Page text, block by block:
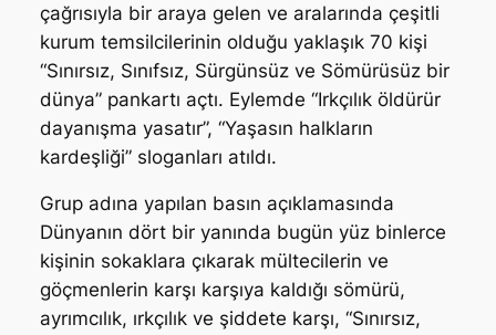
çağrısıyla bir araya gelen ve aralarında çeşitli
kurum temsilcilerinin olduğu yaklaşık 70 kişi
“Sınırsız, Sınıfsız, Sürgünsüz ve Sömürüsüz bir
dünya” pankartı açtı. Eylemde “Irkçılık öldürür
dayanışma yasatır”, “Yaşasın halkların
kardeşliği” sloganları atıldı.
Grup adına yapılan basın açıklamasında
Dünyanın dört bir yanında bugün yüz binlerce
kişinin sokaklara çıkarak mültecilerin ve
göçmenlerin karşı karşıya kaldığı sömürü,
ayrımcılık, ırkçılık ve şiddete karşı, “Sınırsız,